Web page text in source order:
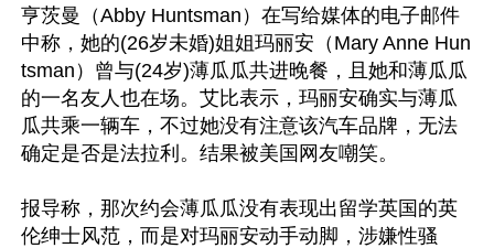
亨茨曼（Abby Huntsman）在写给媒体的电子邮件
中称，她的(26岁未婚)姐姐玛丽安（Mary Anne Hun
tsman）曾与(24岁)薄瓜瓜共进晚餐，且她和薄瓜瓜
的一名友人也在场。艾比表示，玛丽安确实与薄瓜
瓜共乘一辆车，不过她没有注意该汽车品牌，无法
确定是否是法拉利。结果被美国网友嘲笑。
报导称，那次约会薄瓜瓜没有表现出留学英国的英
伦绅士风范，而是对玛丽安动手动脚，涉嫌性骚